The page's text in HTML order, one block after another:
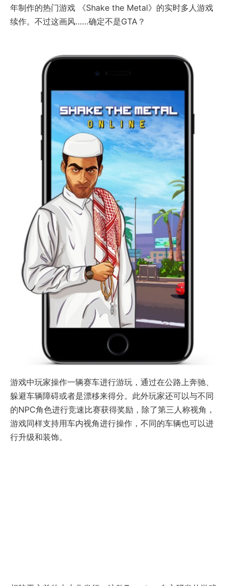
年制作的热门游戏 《Shake the Metal》的实时多人游戏
续作。不过这画风……确定不是GTA？
游戏中玩家操作一辆赛车进行游玩，通过在公路上奔驰、
躲避车辆障碍或者是漂移来得分。此外玩家还可以与不同
的NPC角色进行竞速比赛获得奖励，除了第三人称视角，
游戏同样支持用车内视角进行操作，不同的车辆也可以进
行升级和装饰。